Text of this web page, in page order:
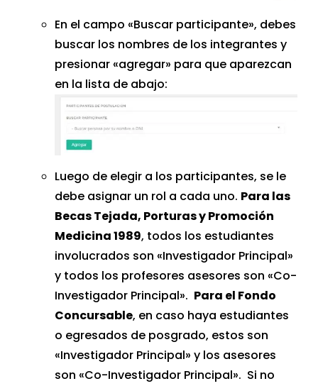
En el campo «Buscar participante», debes
buscar los nombres de los integrantes y
presionar «agregar» para que aparezcan
en la lista de abajo:
Luego de elegir a los participantes, se le
debe asignar un rol a cada uno. Para las
Becas Tejada, Porturas y Promoción
Medicina 1989, todos los estudiantes
involucrados son «Investigador Principal»
y todos los profesores asesores son «Co-
Investigador Principal». Para el Fondo
Concursable, en caso haya estudiantes
o egresados de posgrado, estos son
«Investigador Principal» y los asesores
son «Co-Investigador Principal». Si no